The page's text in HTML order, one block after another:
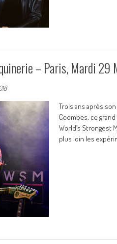
– Paris, Mardi
Trois ans après
Coombes, ce
World’s Strongest
plus loin les